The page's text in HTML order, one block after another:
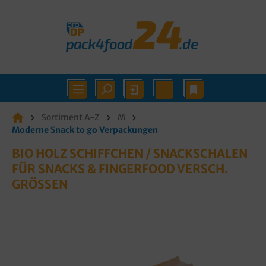
Sortiment A-Z
M
Moderne Snack to go Verpackungen
BIO HOLZ SCHIFFCHEN / SNACKSCHALEN
FÜR SNACKS & FINGERFOOD VERSCH.
GRÖSSEN